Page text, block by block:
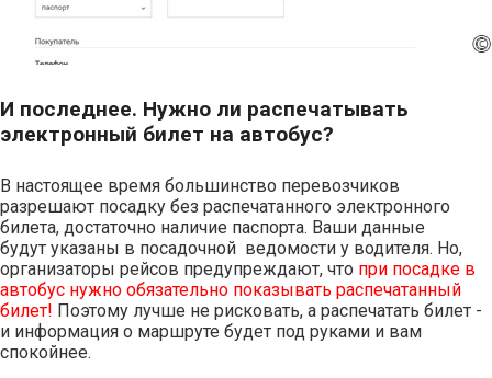
И последнее. Нужно ли распечатывать
электронный билет на автобус?
В настоящее время большинство перевозчиков
разрешают посадку без распечатанного электронного
билета, достаточно наличие паспорта. Ваши данные
будут указаны в посадочной ведомости у водителя. Но,
организаторы рейсов предупреждают, что при посадке в
автобус нужно обязательно показывать распечатанный
билет! Поэтому лучше не рисковать, а распечатать билет -
и информация о маршруте будет под руками и вам
спокойнее.